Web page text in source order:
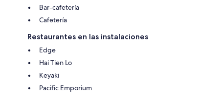
Bar-cafetería
Cafetería
Restaurantes en las instalaciones
Edge
Hai Tien Lo
Keyaki
Pacific Emporium